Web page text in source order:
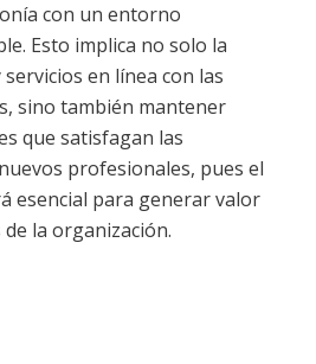
con un entorno
Esto implica no solo la
en línea con las
sino también mantener
que satisfagan las
profesionales, pues el
esencial para generar valor
la organización.